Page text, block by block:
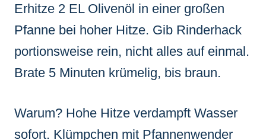
Erhitze 2 EL Olivenöl in einer großen
Pfanne bei hoher Hitze. Gib Rinderhack
portionsweise rein, nicht alles auf einmal.
Brate 5 Minuten krümelig, bis braun.
Warum? Hohe Hitze verdampft Wasser
sofort. Klümpchen mit Pfannenwender